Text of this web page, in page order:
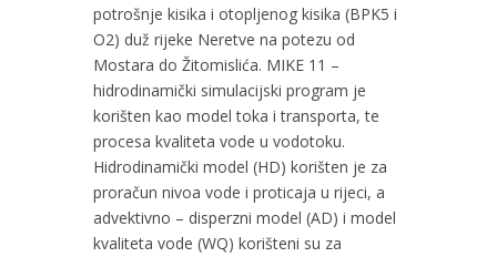
potrošnje kisika i otopljenog kisika (BPK5 i
O2) duž rijeke Neretve na potezu od
Mostara do Žitomislića. MIKE 11 –
hidrodinamički simulacijski program je
korišten kao model toka i transporta, te
procesa kvaliteta vode u vodotoku.
Hidrodinamički model (HD) korišten je za
proračun nivoa vode i proticaja u rijeci, a
advektivno – disperzni model (AD) i model
kvaliteta vode (WQ) korišteni su za